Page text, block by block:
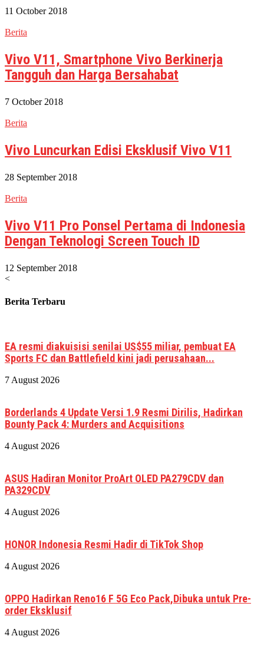
11 October 2018
Berita
Vivo V11, Smartphone Vivo Berkinerja
Tangguh dan Harga Bersahabat
7 October 2018
Berita
Vivo Luncurkan Edisi Eksklusif Vivo V11
28 September 2018
Berita
Vivo V11 Pro Ponsel Pertama di Indonesia
Dengan Teknologi Screen Touch ID
12 September 2018
<
Berita Terbaru
EA resmi diakuisisi senilai US$55 miliar, pembuat EA
Sports FC dan Battlefield kini jadi perusahaan...
7 August 2026
Borderlands 4 Update Versi 1.9 Resmi Dirilis, Hadirkan
Bounty Pack 4: Murders and Acquisitions
4 August 2026
ASUS Hadiran Monitor ProArt OLED PA279CDV dan
PA329CDV
4 August 2026
HONOR Indonesia Resmi Hadir di TikTok Shop
4 August 2026
OPPO Hadirkan Reno16 F 5G Eco Pack,Dibuka untuk Pre-
order Eksklusif
4 August 2026